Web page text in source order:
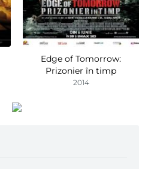
Edge of Tomorrow:
Prizonier în timp
2014